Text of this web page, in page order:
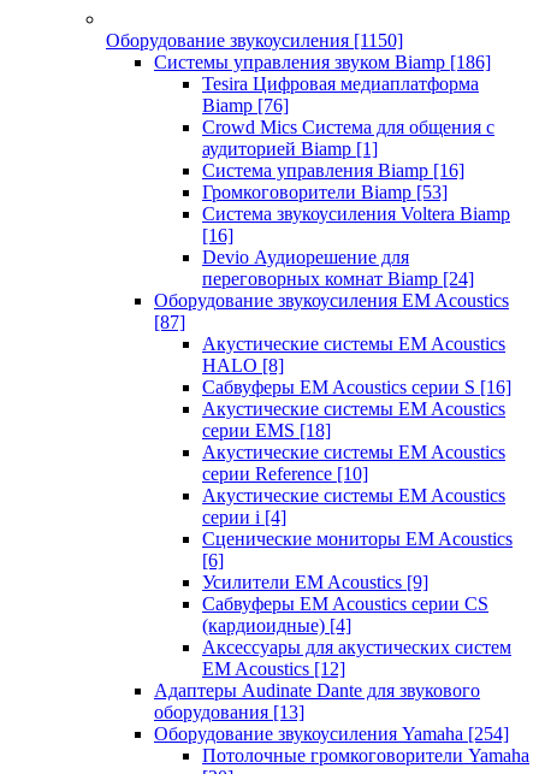
Оборудование звукоусиления [1150]
Системы управления звуком Biamp [186]
Tesira Цифровая медиаплатформа
Biamp [76]
Crowd Mics Система для общения с
аудиторией Biamp [1]
Система управления Biamp [16]
Громкоговорители Biamp [53]
Система звукоусиления Voltera Biamp
[16]
Devio Аудиорешение для
переговорных комнат Biamp [24]
Оборудование звукоусиления EM Acoustics
[87]
Акустические системы EM Acoustics
HALO [8]
Сабвуферы EM Acoustics серии S [16]
Акустические системы EM Acoustics
серии EMS [18]
Акустические системы EM Acoustics
серии Reference [10]
Акустические системы EM Acoustics
серии i [4]
Сценические мониторы EM Acoustics
[6]
Усилители EM Acoustics [9]
Сабвуферы EM Acoustics серии CS
(кардиоидные) [4]
Аксессуары для акустических систем
EM Acoustics [12]
Адаптеры Audinate Dante для звукового
оборудования [13]
Оборудование звукоусиления Yamaha [254]
Потолочные громкоговорители Yamaha